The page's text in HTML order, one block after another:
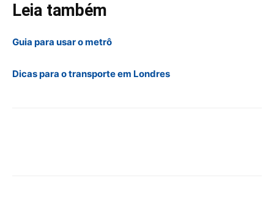
Leia também
Guia para usar o metrô
Dicas para o transporte em Londres